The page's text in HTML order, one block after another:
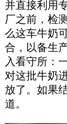
并直接利用
厂之前，检
么这车牛奶
合，以备生
入看守所：
对这批牛奶
放了。如果
道。